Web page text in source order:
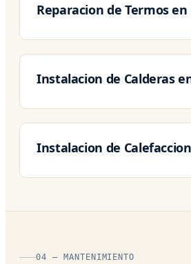
Reparacion de Termos en
Instalacion de Calderas
Instalacion de
04 — MANTENIMIENTO